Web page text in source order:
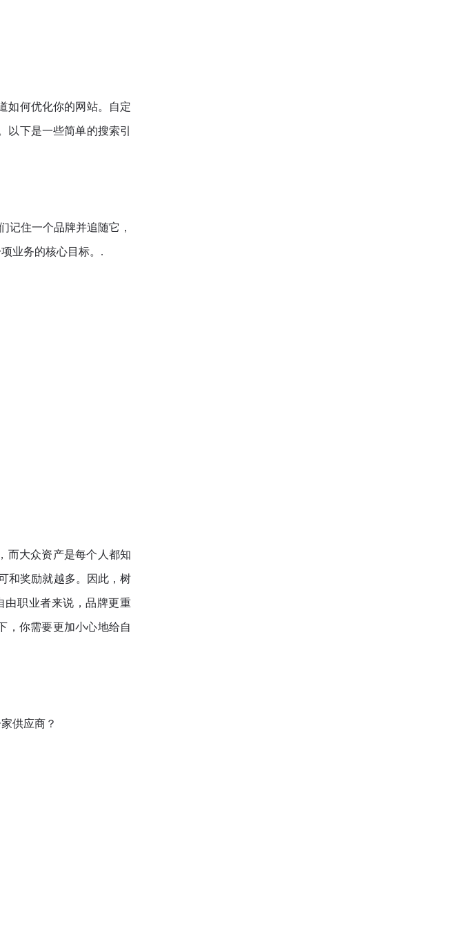
如何优化你的网站。自定
以下是一些简单的搜索引
记住一个品牌并追随它，
业务的核心目标。.
而大众资产是每个人都知
和奖励就越多。因此，树
由职业者来说，品牌更重
，你需要更加小心地给自
供应商？